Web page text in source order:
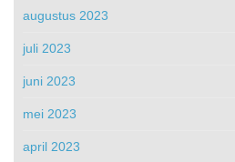
augustus 2023
juli 2023
juni 2023
mei 2023
april 2023